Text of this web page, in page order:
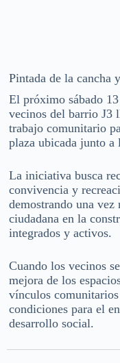
Pintada de la cancha
El próximo sábado
vecinos del barrio J3
trabajo comunitario
plaza ubicada junto a
La iniciativa busca
convivencia y
demostrando una
ciudadana en la
integrados y activos.
Cuando los vecinos
mejora de los
vínculos
condiciones para el
desarrollo social.